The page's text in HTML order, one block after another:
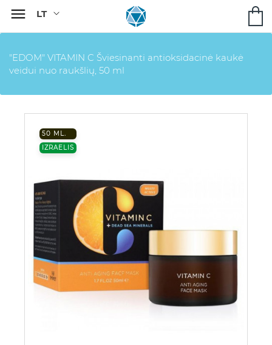

"EDOM" VITAMIN C Šviesinanti antioksidacinė kaukė
veidui nuo raukšlių, 50 ml
50 ML.
IZRAELIS